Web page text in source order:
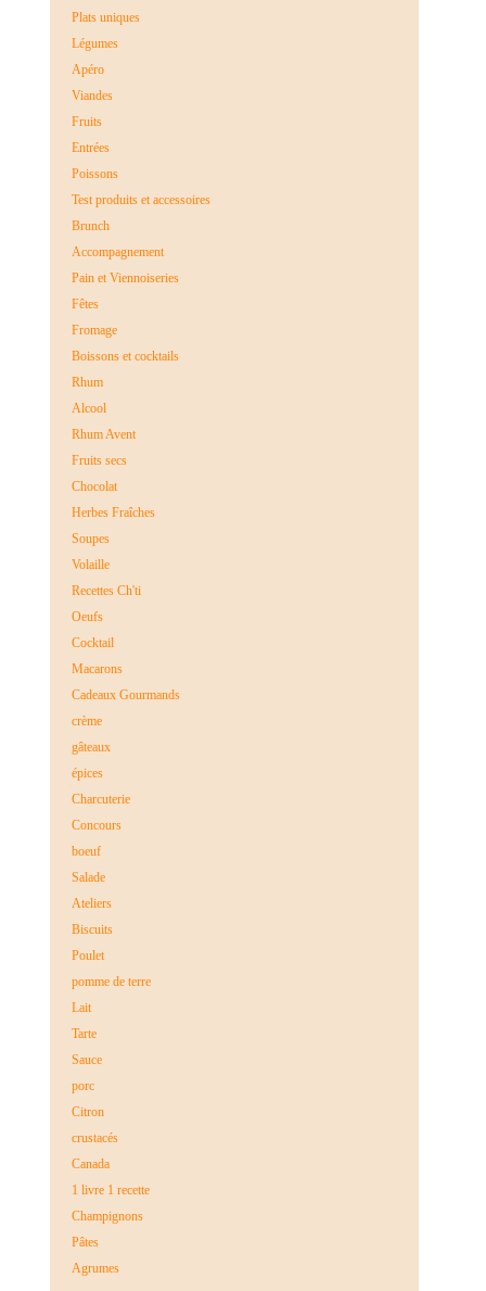
Plats uniques
Légumes
Apéro
Viandes
Fruits
Entrées
Poissons
Test produits et accessoires
Brunch
Accompagnement
Pain et Viennoiseries
Fêtes
Fromage
Boissons et cocktails
Rhum
Alcool
Rhum Avent
Fruits secs
Chocolat
Herbes Fraîches
Soupes
Volaille
Recettes Ch'ti
Oeufs
Cocktail
Macarons
Cadeaux Gourmands
crème
gâteaux
épices
Charcuterie
Concours
boeuf
Salade
Ateliers
Biscuits
Poulet
pomme de terre
Lait
Tarte
Sauce
porc
Citron
crustacés
Canada
1 livre 1 recette
Champignons
Pâtes
Agrumes